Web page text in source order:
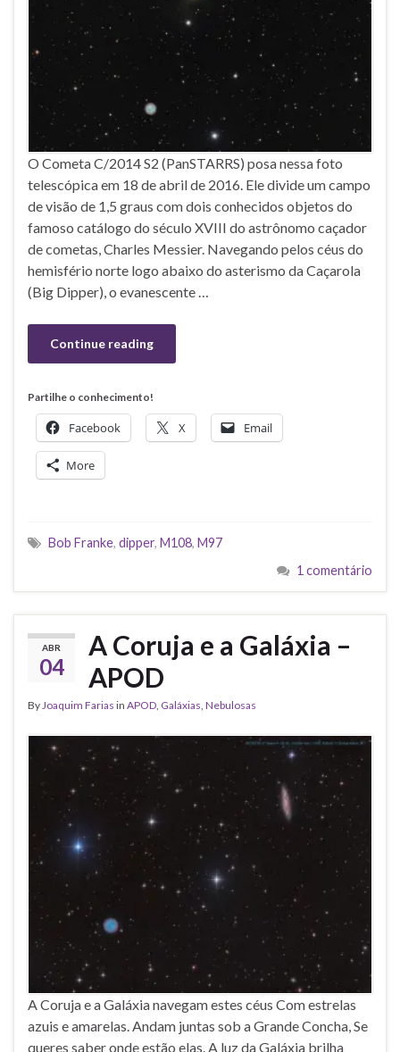
O Cometa C/2014 S2 (PanSTARRS) posa nessa foto
telescópica em 18 de abril de 2016. Ele divide um campo
de visão de 1,5 graus com dois conhecidos objetos do
famoso catálogo do século XVIII do astrônomo caçador
de cometas, Charles Messier. Navegando pelos céus do
hemisfério norte logo abaixo do asterismo da Caçarola
(Big Dipper), o evanescente …
Continue reading
Partilhe o conhecimento!
Facebook X Email
More
Bob Franke, dipper, M108, M97
1 comentário
ABR
04
A Coruja e a Galáxia –
APOD
ByJoaquim Farias in APOD, Galáxias, Nebulosas
A Coruja e a Galáxia navegam estes céus Com estrelas
azuis e amarelas. Andam juntas sob a Grande Concha, Se
queres saber onde estão elas. A luz da Galáxia brilha